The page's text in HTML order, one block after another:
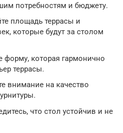
потребностям и бюджету.
площадь террасы и
которые будут за столом
которая гармонично
террасы.
внимание на качество
что стол устойчив и не